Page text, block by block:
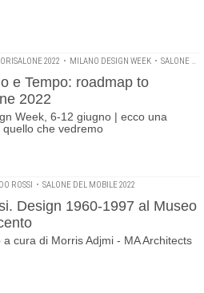
2022 • MILANO DESIGN WEEK • SALONE DEL MOBILE 2022
e Tempo: roadmap to
2022
Week, 6-12 giugno | ecco una
quello che vedremo
ROSSI • SALONE DEL MOBILE 2022
Design 1960-1997 al Museo
cura di Morris Adjmi - MA Architects